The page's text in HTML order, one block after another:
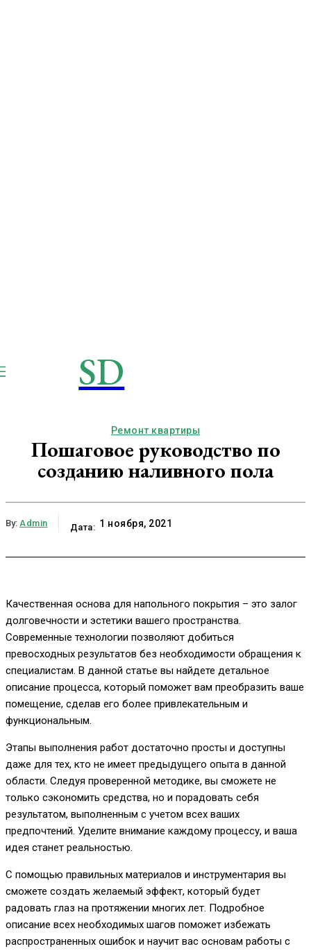
SD
Ремонт квартиры
Пошаговое руководство по
созданию наливного пола
By: Admin Дата: 1 ноября, 2021
Качественная основа для напольного покрытия – это залог
долговечности и эстетики вашего пространства.
Современные технологии позволяют добиться
превосходных результатов без необходимости обращения к
специалистам. В данной статье вы найдете детальное
описание процесса, который поможет вам преобразить ваше
помещение, сделав его более привлекательным и
функциональным.
Этапы выполнения работ достаточно просты и доступны
даже для тех, кто не имеет предыдущего опыта в данной
области. Следуя проверенной методике, вы сможете не
только сэкономить средства, но и порадовать себя
результатом, выполненным с учетом всех ваших
предпочтений. Уделите внимание каждому процессу, и ваша
идея станет реальностью.
С помощью правильных материалов и инструментария вы
сможете создать желаемый эффект, который будет
радовать глаз на протяжении многих лет. Подробное
описание всех необходимых шагов поможет избежать
распространенных ошибок и научит вас основам работы с